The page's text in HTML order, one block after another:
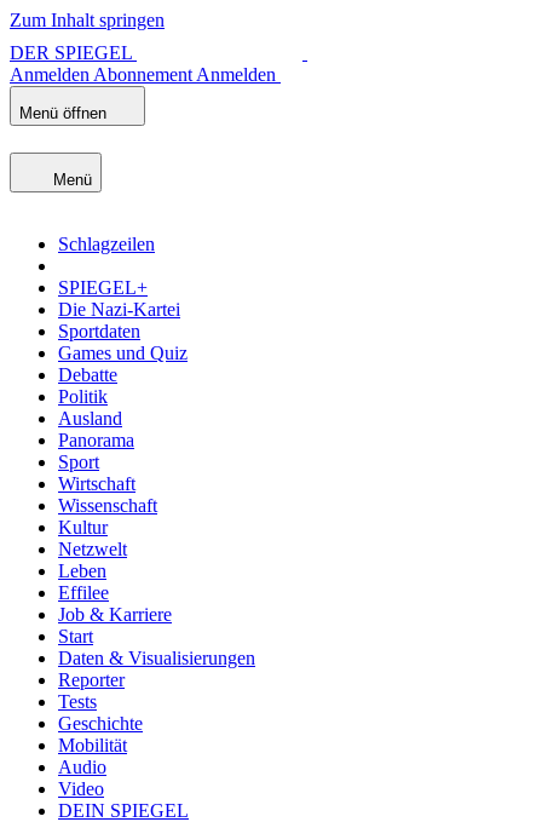
Zum Inhalt springen
DER SPIEGEL
Anmelden Abonnement Anmelden
Menü öffnen
Menü
Schlagzeilen
SPIEGEL+
Die Nazi-Kartei
Sportdaten
Games und Quiz
Debatte
Politik
Ausland
Panorama
Sport
Wirtschaft
Wissenschaft
Kultur
Netzwelt
Leben
Effilee
Job & Karriere
Start
Daten & Visualisierungen
Reporter
Tests
Geschichte
Mobilität
Audio
Video
DEIN SPIEGEL